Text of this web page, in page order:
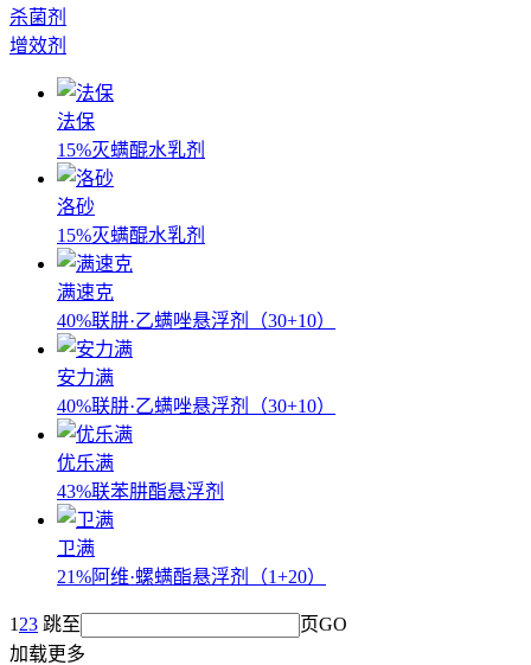
杀菌剂
增效剂
法保
15%灭螨醌水乳剂
洛砂
15%灭螨醌水乳剂
满速克
40%联肼·乙螨唑悬浮剂（30+10）
安力满
40%联肼·乙螨唑悬浮剂（30+10）
优乐满
43%联苯肼酯悬浮剂
卫满
21%阿维·螺螨酯悬浮剂（1+20）
1 23 跳至 页GO
加载更多